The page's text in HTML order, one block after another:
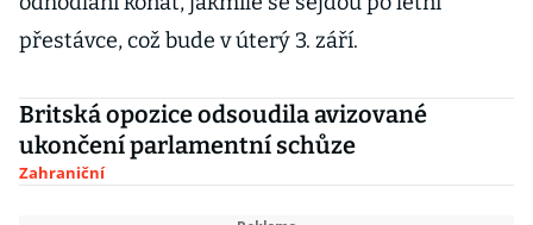
přestávce, což bude v úterý 3. září.
Britská opozice odsoudila avizované
ukončení parlamentní schůze
Zahraniční